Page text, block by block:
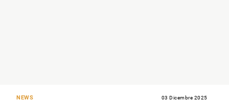
NEWS 03 Dicembre 2025